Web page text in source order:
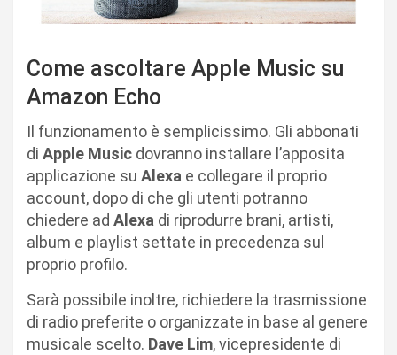
Come ascoltare Apple Music su
Amazon Echo
Il funzionamento è semplicissimo. Gli abbonati
di Apple Music dovranno installare l’apposita
applicazione su Alexa e collegare il proprio
account, dopo di che gli utenti potranno
chiedere ad Alexa di riprodurre brani, artisti,
album e playlist settate in precedenza sul
proprio profilo.
Sarà possibile inoltre, richiedere la trasmissione
di radio preferite o organizzate in base al genere
musicale scelto. Dave Lim, vicepresidente di